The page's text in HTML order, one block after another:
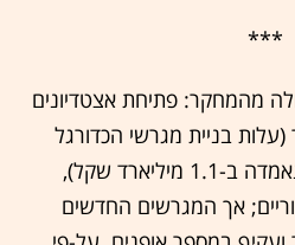
***
מהמחקר: פתיחת אצטדיונים
בניית מגרשי הכדורגל
בב"ש, חיפה, נתניה ופ"ת נאמדה ב-1.1 מיליארד שקל),
אך המגרשים החדשים